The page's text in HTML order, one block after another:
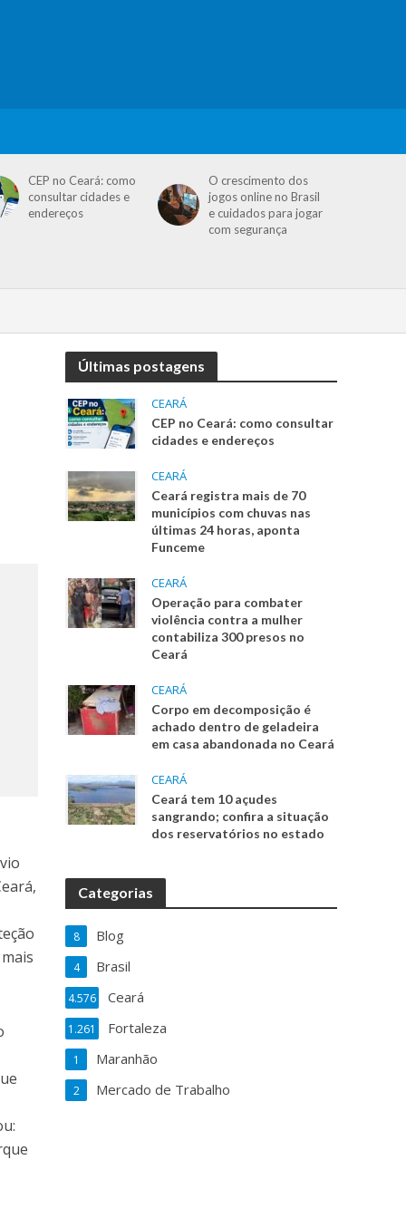
CEP no Ceará: como
consultar cidades e
endereços
O crescimento dos
jogos online no Brasil
e cuidados para jogar
com segurança
Últimas postagens
CEARÁ
CEP no Ceará: como consultar
cidades e endereços
CEARÁ
Ceará registra mais de 70
municípios com chuvas nas
últimas 24 horas, aponta
Funceme
CEARÁ
Operação para combater
violência contra a mulher
contabiliza 300 presos no
Ceará
CEARÁ
Corpo em decomposição é
achado dentro de geladeira
em casa abandonada no Ceará
CEARÁ
Ceará tem 10 açudes
sangrando; confira a situação
dos reservatórios no estado
Categorias
Blog
8
Brasil
4
Ceará
4.576
Fortaleza
1.261
Maranhão
1
Mercado de Trabalho
2